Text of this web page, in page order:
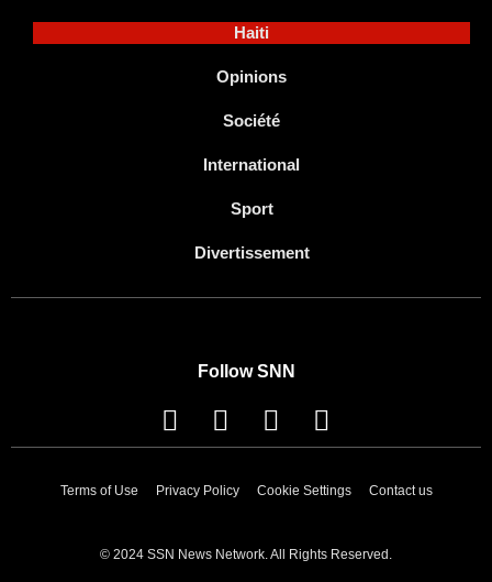
Haiti
Opinions
Société
International
Sport
Divertissement
Follow SNN
Terms of Use Privacy Policy Cookie Settings Contact us
© 2024 SSN News Network. All Rights Reserved.